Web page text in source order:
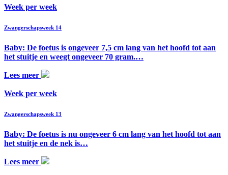
Week per week
Zwangerschapsweek 14
Baby: De foetus is ongeveer 7,5 cm lang van het hoofd tot aan
het stuitje en weegt ongeveer 70 gram.…
Lees meer
Week per week
Zwangerschapsweek 13
Baby: De foetus is nu ongeveer 6 cm lang van het hoofd tot aan
het stuitje en de nek is…
Lees meer